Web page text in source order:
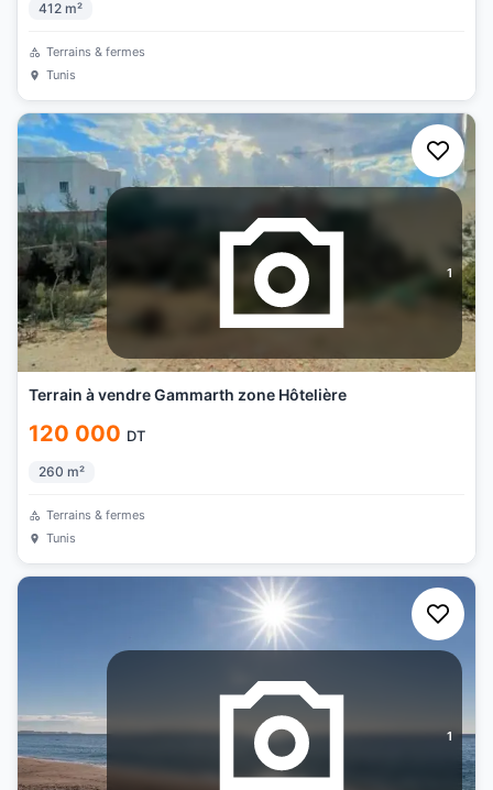
412 m²
Terrains & fermes
Tunis
1
Terrain à vendre Gammarth zone Hôtelière
120 000 DT
260 m²
Terrains & fermes
Tunis
1